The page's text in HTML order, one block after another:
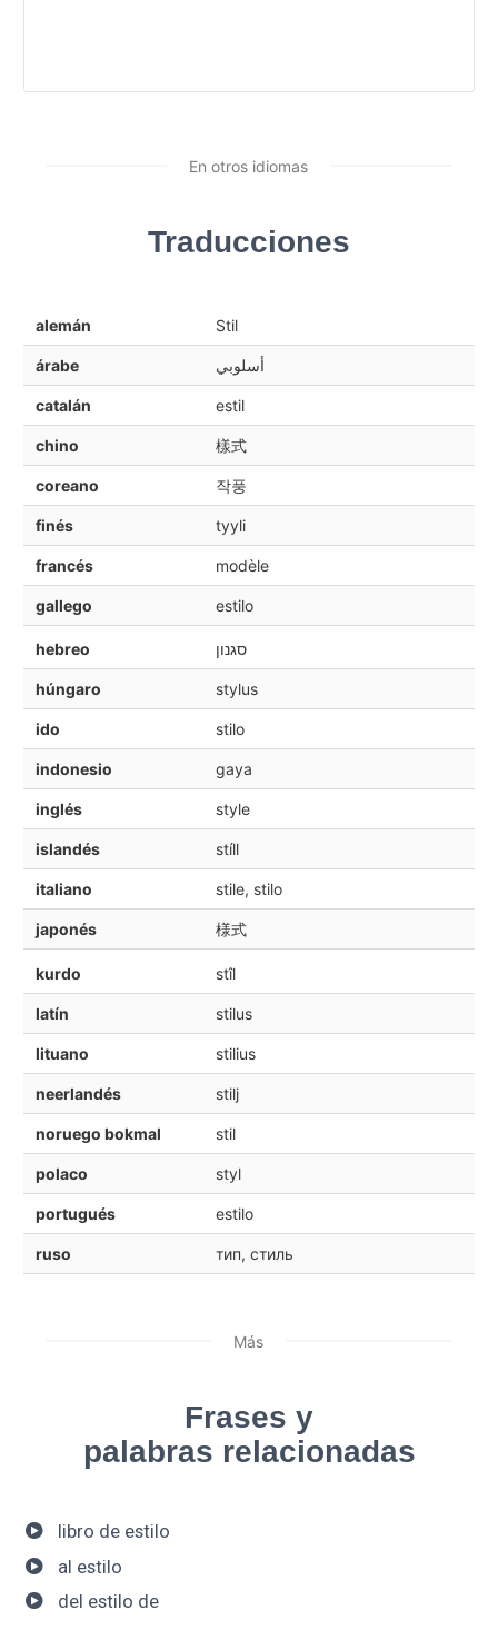
En otros idiomas
Traducciones
alemán Stil
árabe أسلوبي
catalán estil
chino 樣式
coreano 작풍
finés tyyli
francés modèle
gallego estilo
hebreo סגנון
húngaro stylus
ido stilo
indonesio gaya
inglés style
islandés stíll
italiano stile, stilo
japonés 様式
kurdo stîl
latín stilus
lituano stilius
neerlandés stilj
noruego bokmal stil
polaco styl
portugués estilo
ruso тип, стиль
Más
Frases y
palabras relacionadas
libro de estilo
al estilo
del estilo de